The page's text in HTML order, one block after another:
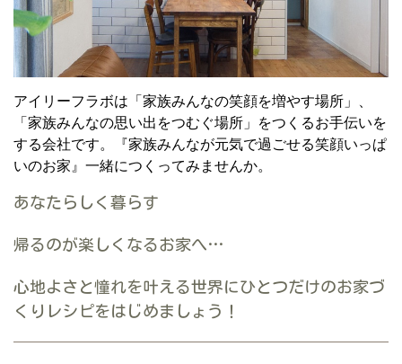
アイリーフラボは「家族みんなの笑顔を増やす場所」、
「家族みんなの思い出をつむぐ場所」をつくるお手伝いを
する会社です。『家族みんなが元気で過ごせる笑顔いっぱ
いのお家』一緒につくってみませんか。
あなたらしく暮らす
帰るのが楽しくなるお家へ…
心地よさと憧れを叶える世界にひとつだけのお家づ
くりレシピをはじめましょう！